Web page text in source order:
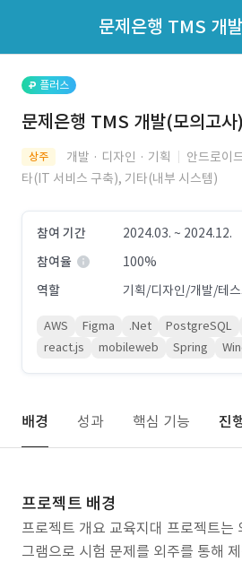
지원자 목록 바로가기
플러스
문제은행 TMS 개발(모의고사)
상주 개발 · 디자인 · 기획 안드로이
타(IT 서비스 구축), 기타(내부 시스템)
참여 기간
2024.03. ~ 2024.12.
참여율
100%
역할
기획/디자인/개발/테
AWS Figma .Net PostgreSQL
react.js
mobileweb Spring
배경 성과 핵심 기능 진
프로젝트 배경
프로젝트 개요 교육지대 프로젝트는
그램으로 시험 문제를 외주를 통해